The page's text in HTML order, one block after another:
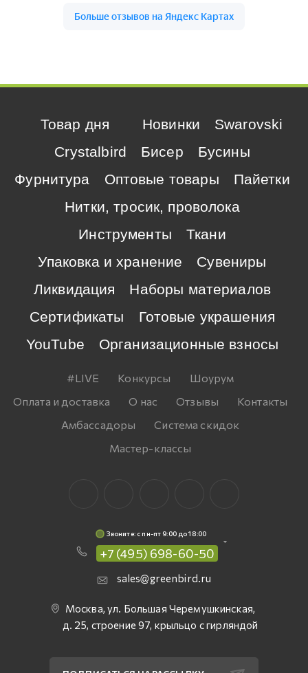
Товар дня Новинки
Swarovski
Crystalbird
Бисер
Бусины
Фурнитура
Оптовые товары
Пайетки
Нитки, тросик, проволока
Инструменты
Ткани
Упаковка и хранение
Сувениры
Ликвидация
Наборы материалов
Сертификаты
Готовые украшения
YouTube
Организационные взносы
#LIVE Конкурсы
Шоурум
Оплата и доставка
О нас Отзывы
Контакты
Амбассадоры
Система скидок
Мастер-классы
Звоните: c пн-пт 9:00 до 18:00
+7 (495) 698-60-50
sales@greenbird.ru
Москва, ул. Большая Черемушкинская,
д. 25, строение 97, крыльцо с гирляндой